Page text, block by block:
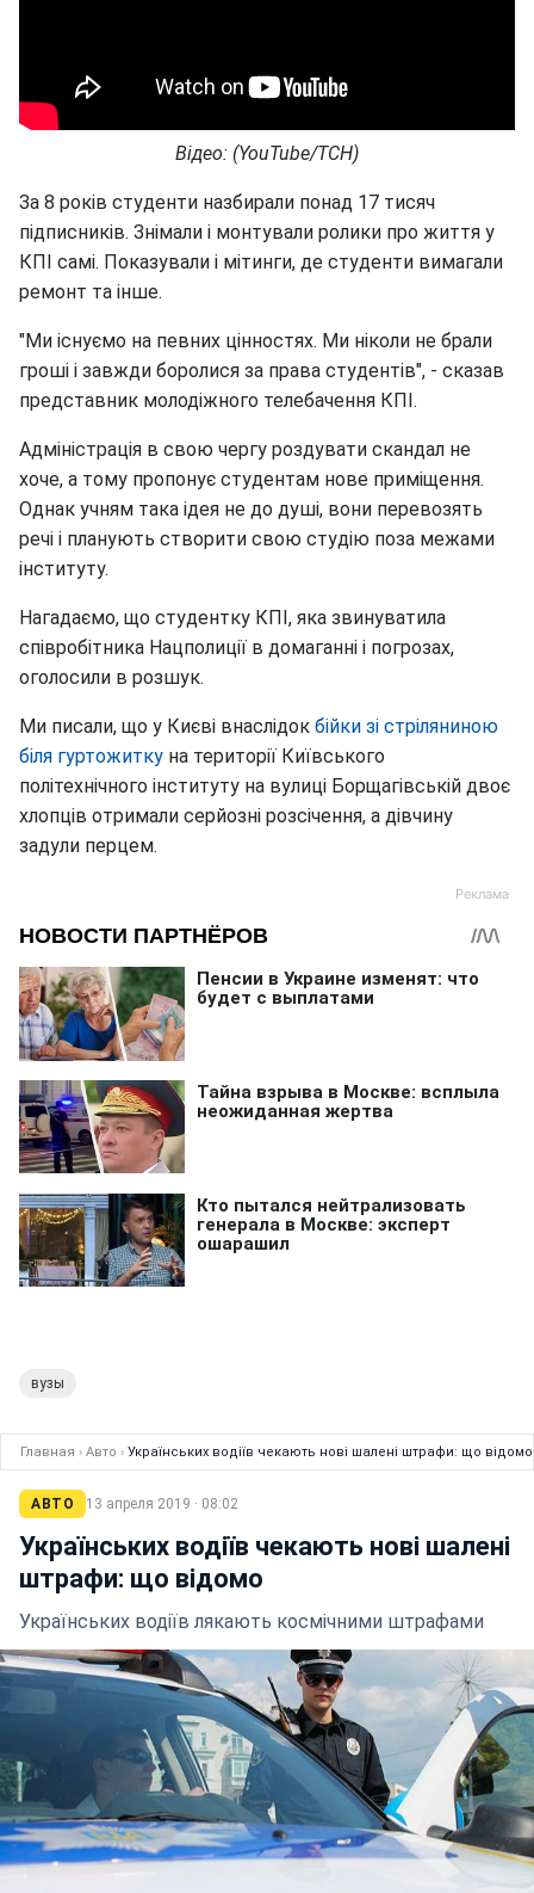
Відео: (YouTube/ТСН)
За 8 років студенти назбирали понад 17 тисяч
підписників. Знімали і монтували ролики про життя у
КПІ самі. Показували і мітинги, де студенти вимагали
ремонт та інше.
"Ми існуємо на певних цінностях. Ми ніколи не брали
гроші і завжди боролися за права студентів", - сказав
представник молодіжного телебачення КПІ.
Адміністрація в свою чергу роздувати скандал не
хоче, а тому пропонує студентам нове приміщення.
Однак учням така ідея не до душі, вони перевозять
речі і планують створити свою студію поза межами
інституту.
Нагадаємо, що студентку КПІ, яка звинуватила
співробітника Нацполиції в домаганні і погрозах,
оголосили в розшук.
Ми писали, що у Києві внаслідок бійки зі стріляниною
біля гуртожитку на території Київського
політехнічного інституту на вулиці Борщагівській двоє
хлопців отримали серйозні розсічення, а дівчину
задули перцем.
вузы
Главная › Авто › Українських водіїв чекають нові шалені штрафи: що відомо
АВТО 13 апреля 2019 · 08:02
Українських водіїв чекають нові шалені
штрафи: що відомо
Українських водіїв лякають космічними штрафами